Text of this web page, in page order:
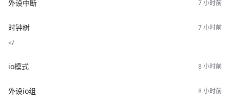
外设中断
时钟树
</
io模式
外设io组